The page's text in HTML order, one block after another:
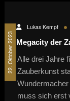
22. Oktober 2023
Lukas Kempf
Megacity der
Alle drei Jahre
Zauberkunst
Wundermacher
muss sich erst